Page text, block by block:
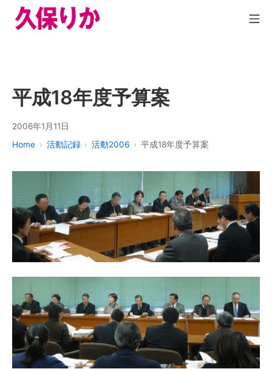
平成18年度予算案
2006年1月11日
Home
活動記録 活動2006 平成18年度予算案